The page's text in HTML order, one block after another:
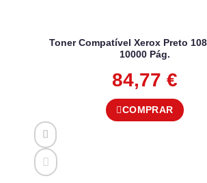
Toner Compatível Xerox Preto
10000 Pág.
84,77 €
COMPRAR